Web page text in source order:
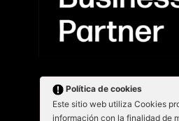
Política de cookies
Este sitio web utiliza Cookies
información con la finalidad de